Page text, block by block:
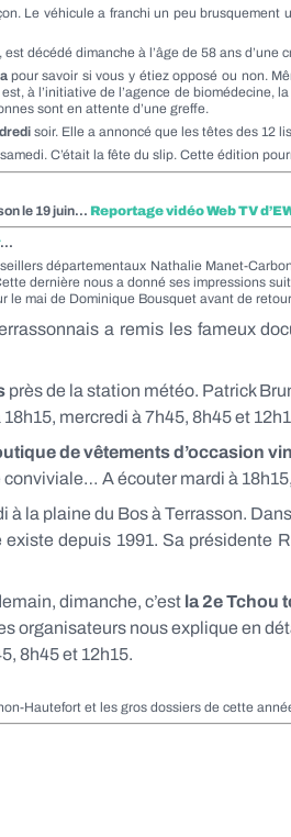
Le véhicule a franchi un peu brusquement
décédé dimanche à l’âge de 58 ans d’une
pour savoir si vous y étiez opposé ou non.
à l’initiative de l’agence de biomédecine,
sont en attente d’une greffe.
soir. Elle a annoncé que les têtes des 12
C’était la fête du slip. Cette édition
le 19 juin… Reportage vidéo Web TV
…
départementaux Nathalie Manet-
dernière nous a donné ses impressions
le mai de Dominique Bousquet avant de
a remis les fameux
près de la station météo. Patrick
mercredi à 7h45, 8h45 et
de vêtements d’occasion
A écouter mardi à
à la plaine du Bos à Terrasson.
depuis 1991. Sa présidente
dimanche, c’est la 2e Tchou
organisateurs nous explique en
8h45 et 12h15.
Hautefort et les gros dossiers de cette